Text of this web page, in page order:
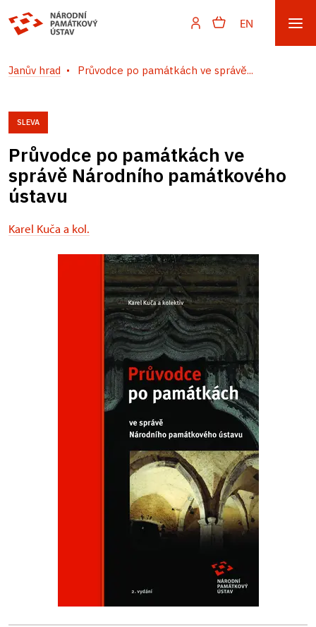
EN
Janův hrad Průvodce po památkách ve správě...
SLEVA
Průvodce po památkách ve
správě Národního památkového
ústavu
Karel Kuča a kol.